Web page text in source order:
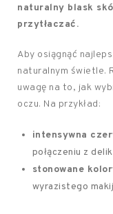
naturalny blask
przytłaczać.
Aby osiągnąć
naturalnym świetle.
uwagę na to, jak
oczu. Na przykład:
intensywna
połączeniu z
stonowane
wyrazistego